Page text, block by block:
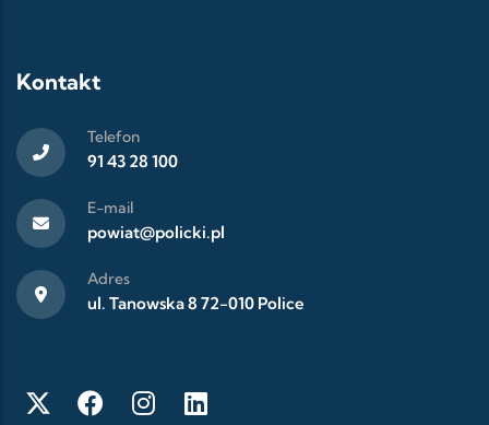
Kontakt
Telefon
91 43 28 100
E-mail
powiat@policki.pl
Adres
ul. Tanowska 8 72-010 Police